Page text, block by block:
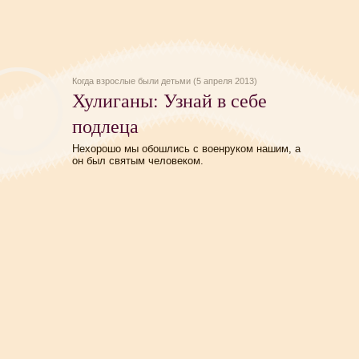
Когда взрослые были детьми (5 апреля 2013)
Хулиганы: Узнай в себе
подлеца
Нехорошо мы обошлись с военруком нашим, а
он был святым человеком.